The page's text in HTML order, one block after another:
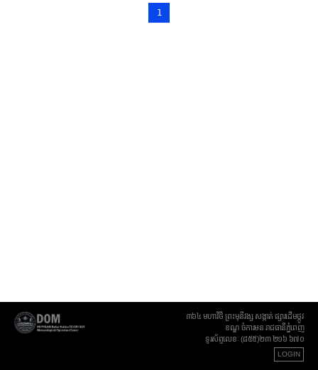
1
៣៦៤ មហាវិថី ព្រះមុនីវង្ស សង្កាត់ ផ្សារដើមថ្កូវ
ខណ្ឌ ចំការមន រាជធានីភ្នំពេញ
ទូរស័ព្ទលេខៈ (៨៥៥)២៣ ២១៦ ៦៧០
LOGIN